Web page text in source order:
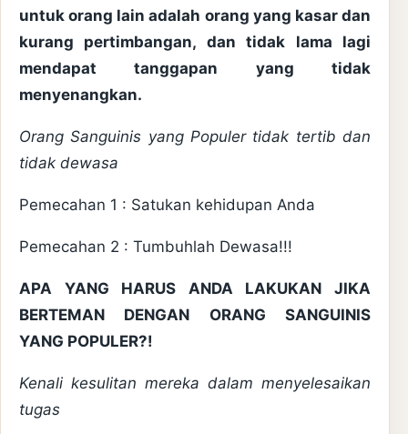
untuk orang lain adalah orang yang kasar dan
kurang pertimbangan, dan tidak lama lagi
mendapat tanggapan yang tidak
menyenangkan.
Orang Sanguinis yang Populer tidak tertib dan
tidak dewasa
Pemecahan 1 : Satukan kehidupan Anda
Pemecahan 2 : Tumbuhlah Dewasa!!!
APA YANG HARUS ANDA LAKUKAN JIKA
BERTEMAN DENGAN ORANG SANGUINIS
YANG POPULER?!
Kenali kesulitan mereka dalam menyelesaikan
tugas